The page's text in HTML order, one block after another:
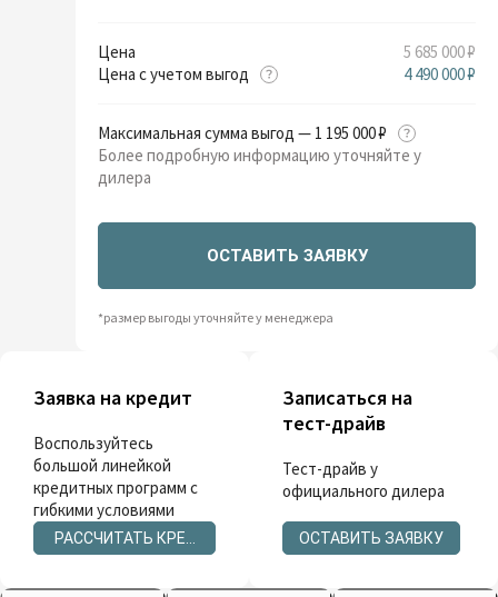
Цена
5 685 000 ₽
Цена с учетом выгод
4 490 000 ₽
Максимальная сумма выгод — 1 195 000 ₽
Более подробную информацию уточняйте у
дилера
ОСТАВИТЬ ЗАЯВКУ
*размер выгоды уточняйте у менеджера
Заявка на кредит
Воспользуйтесь
большой линейкой
кредитных программ с
гибкими условиями
РАССЧИТАТЬ КРЕДИТ
Записаться на
тест-драйв
Тест-драйв у
официального дилера
ОСТАВИТЬ ЗАЯВКУ